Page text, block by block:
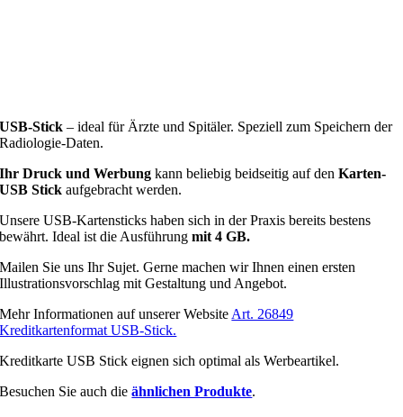
USB-Stick – ideal für Ärzte und Spitäler. Speziell zum Speichern der
Radiologie-Daten.
Ihr Druck und Werbung kann beliebig beidseitig auf denKarten-
USB Stick aufgebracht werden.
Unsere USB-Kartensticks haben sich in der Praxis bereits bestens
bewährt. Ideal ist die Ausführungmit 4 GB.
Mailen Sie uns Ihr Sujet. Gerne machen wir Ihnen einen ersten
Illustrationsvorschlag mit Gestaltung und Angebot.
Mehr Informationen auf unserer Website Art. 26849
Kreditkartenformat USB-Stick.
Kreditkarte USB Stick eignen sich optimal als Werbeartikel.
Besuchen Sie auch dieähnlichen Produkte.